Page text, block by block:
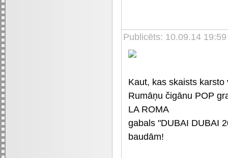
Publicēts: 10.09.14
Kaut, kas skaists
Rumāņu čigānu POP
LA ROMA
gabals "DUBAI DUBAI
baudām!